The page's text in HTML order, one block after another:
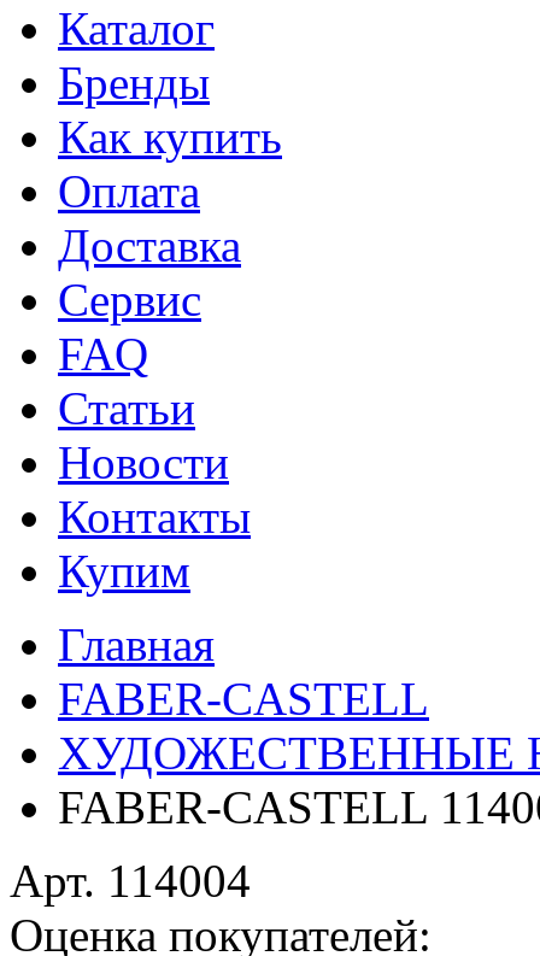
Каталог
Бренды
Как купить
Оплата
Доставка
Сервис
FAQ
Статьи
Новости
Контакты
Купим
Главная
FABER-CASTELL
ХУДОЖЕСТВЕННЫЕ
FABER-CASTELL
Арт. 114004
Оценка покупателей: